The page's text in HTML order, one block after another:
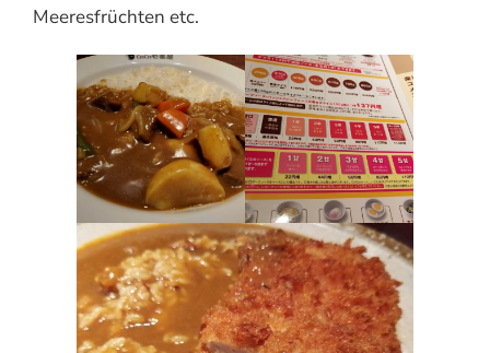
Meeresfrüchten etc.